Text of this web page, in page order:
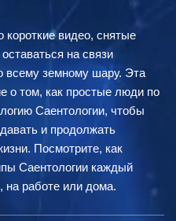
короткие видео, снятые
на связи
всему земному шару. Эта
о том, как простые люди по
Саентологии, чтобы
и продолжать
Посмотрите, как
Саентологии каждый
на работе или дома.